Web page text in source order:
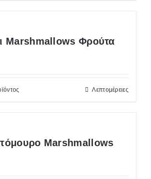
Marshmallows Φρούτα
Λεπτομέρειες
Marshmallows